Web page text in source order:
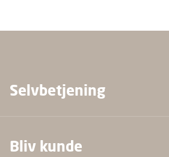
Selvbetjening
Bliv kunde